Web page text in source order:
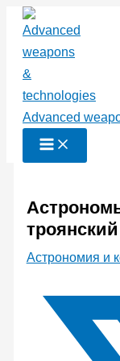
Перейти
содержимому
Advanced
Астрономия и